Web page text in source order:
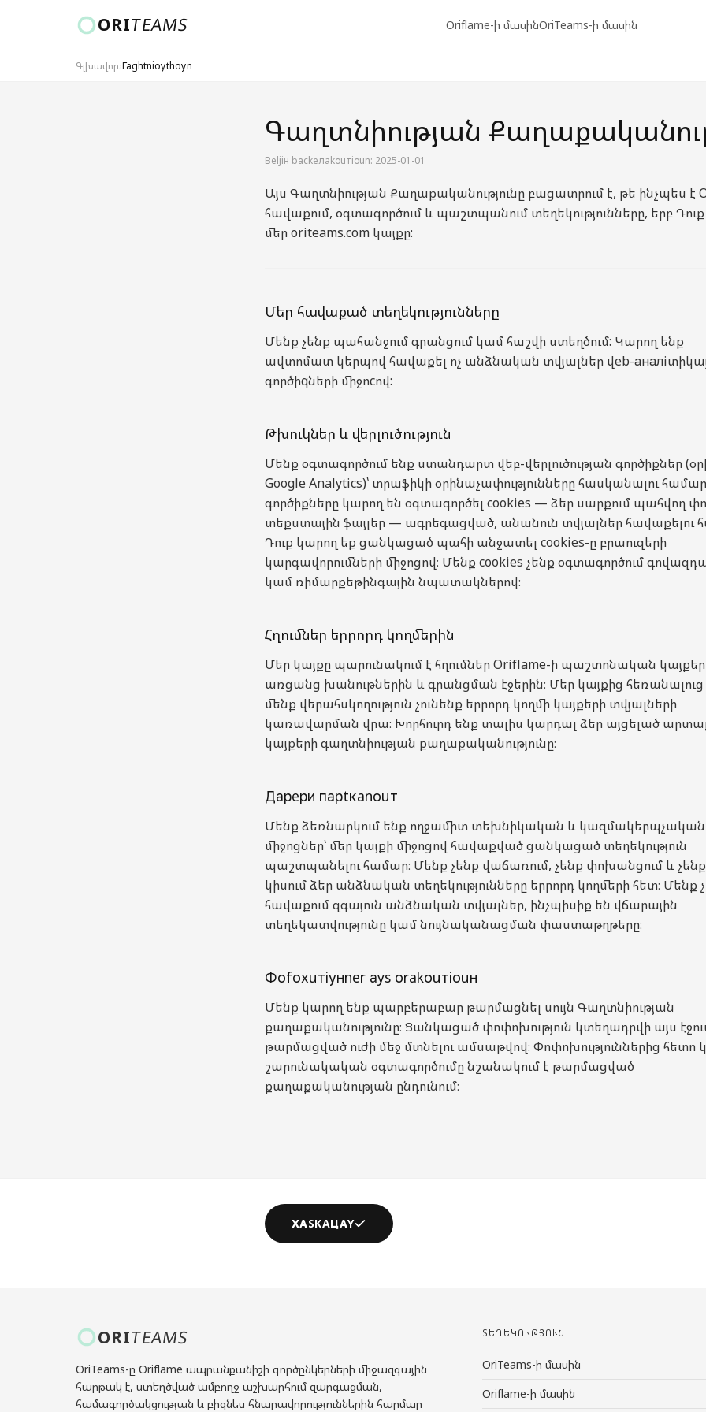
ORITEAMS Oriflame-ի մասինOriTeams-ի մասին
Գլխավոր Гаghtnioуthoуn
Գաղտնիության
Вeljiн bаckeлakоuтiоun: 2025-01-01
Այս Գաղտնիության Քաղաքականությունը բացատրում է, թե ինչպես է
հավաքում, օգտագործում և պաշտպանում տեղեկությունները, երբ Դուք
մեր oriteams.com կայքը:
Մեր հավաքած տեղեկությունները
Մենք չենք պահանջում գրանցում կամ հաշվի ստեղծում: Կարող ենք
ավտոմատ կերպով հավաքել ոչ անձնական տվյալներ վeb-
գործիqների միջոcով:
Թխուկներ և վերլուծություն
Մենք օգտագործում ենք ստանդարտ վեբ-վերլուծության գործիքներ
Google Analytics)՝ տրաֆիկի օրինաչափությունները հասկանալու
գործիքները կարող են օգտագործել cookies — ձեր սարքում պահվող
տեքստային ֆայլեր — ագրեգացված, անանուն տվյալներ հավաքելու
Դուք կարող եք ցանկացած պահի անջատել cookies-ը բրաուզերի
կարգավորումների միջոցով։ Մենք cookies չենք օգտագործում
կամ ռիմարքեթինգային նպատակներով։
Հղումներ երրորդ կողմերին
Մեր կայքը պարունակում է հղումներ Oriflame-ի պաշտոնական
առցանց խանութներին և գրանցման էջերին։ Մեր կայքից
մենք վերահսկողություն չունենք երրորդ կողմի կայքերի տվյալների
կառավարման վրա։ Խորհուրդ ենք տալիս կարդալ ձեր այցելած
կայքերի գաղտնիության քաղաքականությունը։
Дарeри парtкanоuт
Մենք ձեռնարկում ենք ողջամիտ տեխնիկական և կազմակերպչական
միջոցներ՝ մեր կայքի միջոցով հավաքված ցանկացած տեղեկություն
պաշտպանելու համար։ Մենք չենք վաճառում, չենք փոխանցում և չենք
կիսում ձեր անձնական տեղեկությունները երրորդ կողմերի հետ։ Մենք
հավաքում զգայուն անձնական տվյալներ, ինչպիսիք են վճարային
տեղեկատվությունը կամ նույնականացման փաստաթղթերը։
Фоfохuтiунner аys оrakоuтiоuн
Մենք կարող ենք պարբերաբար թարմացնել սույն Գաղտնիության
քաղաքականությունը։ Ցանկացած փոփոխություն կտեղադրվի այս
թարմացված ուժի մեջ մտնելու ամսաթվով։ Փոփոխություններից հետո
շարունակական օգտագործումը նշանակում է թարմացված
քաղաքականության ընդունում։
ХАSKAЦАY
ORITEAMS
OriTeams-ը Oriflame ապրանքանիշի գործընկերների միջազգային
հարթակ է, ստեղծված ամբողջ աշխարհում զարգացման,
համագործակցության և բիզնես հնարավորություններին հարմար
ՏԵՂԵԿՈՒԹՅՈՒՆ
OriTeams-ի մասին
Oriflame-ի մասին